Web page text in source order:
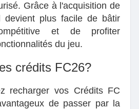
Grâce à l'acquisition de
devient plus facile de bâtir
et de profiter
du jeu.
crédits FC26?
recharger vos Crédits FC
de passer par la